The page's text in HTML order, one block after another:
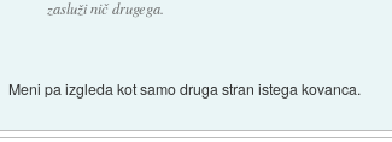
zasluži nič drugega.
Meni pa izgleda kot samo druga stran istega kovanca.